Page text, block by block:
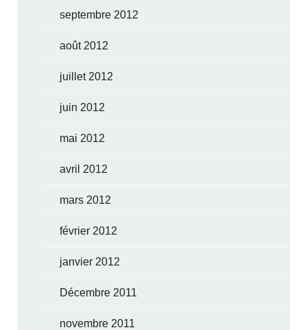
septembre 2012
août 2012
juillet 2012
juin 2012
mai 2012
avril 2012
mars 2012
février 2012
janvier 2012
Décembre 2011
novembre 2011